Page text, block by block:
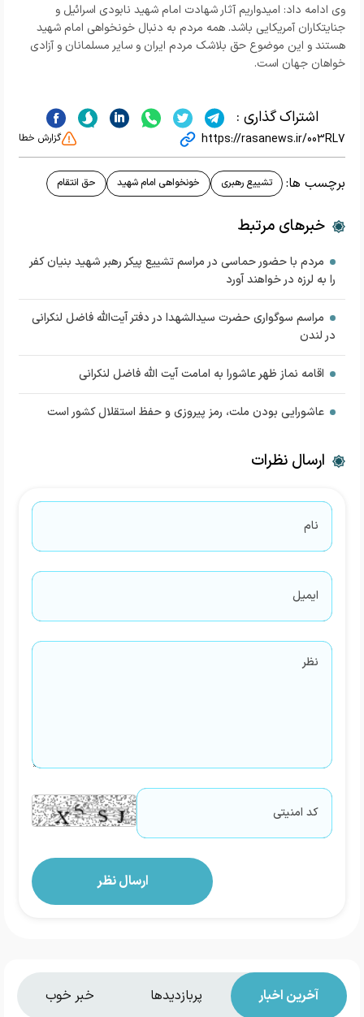
وی ادامه داد: امیدواریم آثار شهادت امام شهید نابودی اسرائیل و
جنایتکاران آمریکایی باشد. همه مردم به دنبال خونخواهی امام شهید
هستند و این موضوع حق بلاشک مردم ایران و سایر مسلمانان و آزادی
خواهان جهان است.
اشتراک گذاری :
https://rasanews.ir/003RL7 گزارش خطا
برچسب ها: تشییع رهبری خونخواهی امام شهید حق انتقام
خبرهای مرتبط
مردم با حضور حماسی در مراسم تشییع پیکر رهبر شهید بنیان کفر
را به لرزه در خواهند آورد
مراسم سوگواری حضرت سیدالشهدا در دفتر آیت‌الله فاضل لنکرانی
در لندن
اقامه نماز ظهر عاشورا به امامت آیت الله فاضل لنکرانی
عاشورایی بودن ملت، رمز پیروزی و حفظ استقلال کشور است
ارسال نظرات
آخرین اخبار پربازدیدها خبر خوب